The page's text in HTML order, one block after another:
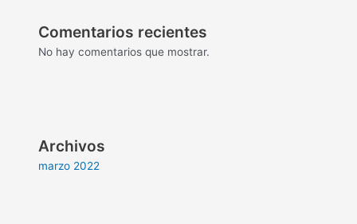
Comentarios recientes
No hay comentarios que mostrar.
Archivos
marzo 2022